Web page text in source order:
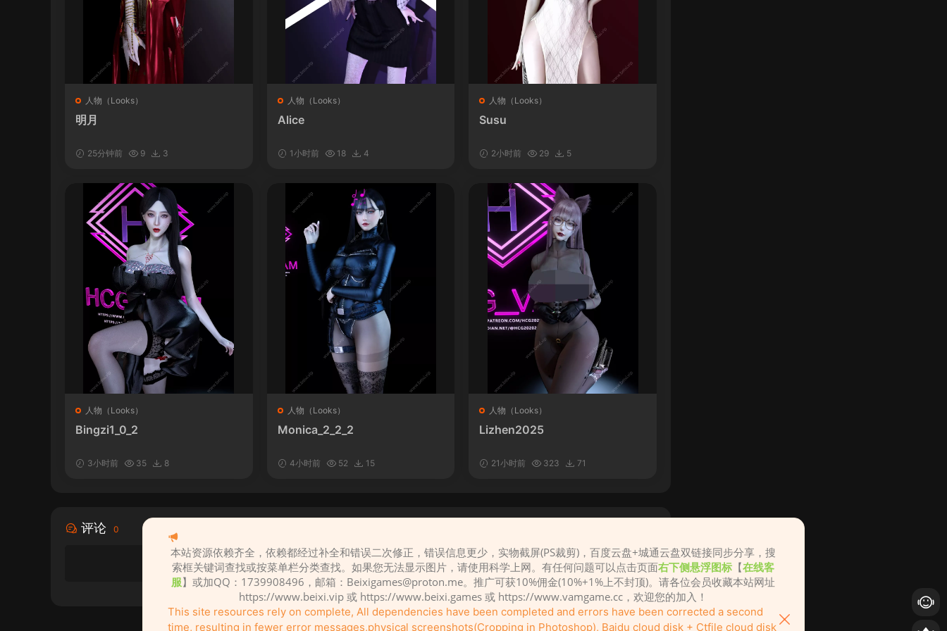
人物（Looks）
明月
25分钟前 9 3
人物（Looks）
Alice
1小时前 18 4
人物（Looks）
Susu
2小时前 29 5
人物（Looks）
Bingzi1_0_2
3小时前 35 8
人物（Looks）
Monica_2_2_2
4小时前 52 15
人物（Looks）
Lizhen2025
21小时前 323 71
评论 0
请先登录
本站资源依赖齐全，依赖都经过补全和错误二次修正，错误信息更少，实物截屏(PS裁剪)，百度云盘+城通云盘双链接同步分享，搜
索框关键词查找或按菜单栏分类查找。如果您无法显示图片，请使用科学上网。有任何问题可以点击页面右下侧悬浮图标 【在线客
服】或加QQ：1739908496，邮箱： Beixigames@proton.me。推广可获10%佣金(10%+1%上不封顶)。请各位会员收藏本站网址
https://www.beixi.vip 或 https://www.beixi.games 或 https://www.vamgame.cc，欢迎您的加入！
This site resources rely on complete, All dependencies have been completed and errors have been corrected a second
time, resulting in fewer error messages,physical screenshots(Cropping in Photoshop), Baidu cloud disk + Ctfile cloud disk